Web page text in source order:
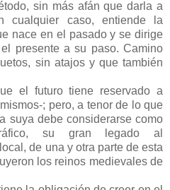
sin más afán que darla a
cualquier caso, entiende la
nace en el pasado y se dirige
presente a su paso. Camino
sin atajos y que también
el futuro tiene reservado a
; pero, a tenor de lo que
suya debe considerarse como
su gran legado al
de una y otra parte de esta
los reinos medievales de